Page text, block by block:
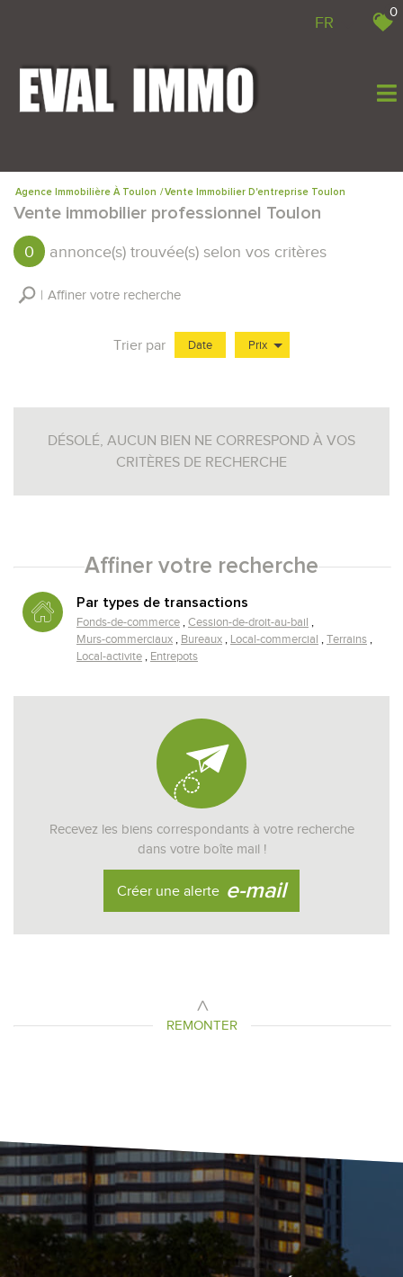
FR
0
Agence Immobilière À Toulon Vente Immobilier D'entreprise Toulon
Vente immobilier professionnel Toulon
0 annonce(s) trouvée(s) selon vos critères
Affiner votre recherche
RECHERCHER
Trier par Date Prix
DÉSOLÉ, AUCUN BIEN NE CORRESPOND À VOS
CRITÈRES DE RECHERCHE
Affiner votre recherche
Par types de transactions
Fonds-de-commerce Cession-de-droit-au-bail
Murs-commerciaux
Bureaux Local-commercial
Terrains
Local-activite
Entrepots
Recevez les biens correspondants à votre recherche
dans votre boîte mail !
Créer une alerte e-mail
REMONTER